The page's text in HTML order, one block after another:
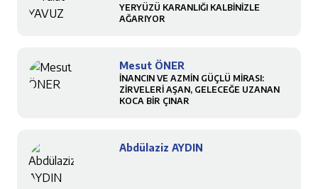
YERYÜZÜ KARANLIĞI KALBİNİZLE
AĞARIYOR
Mesut ÖNER
İNANCIN VE AZMİN GÜÇLÜ MİRASI:
ZİRVELERİ AŞAN, GELECEĞE UZANAN
KOCA BİR ÇINAR
Abdülaziz AYDIN